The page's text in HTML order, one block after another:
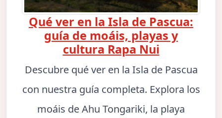
Qué ver en la Isla de Pascua:
guía de moáis, playas y
cultura Rapa Nui
Descubre qué ver en la Isla de Pascua
con nuestra guía completa. Explora los
moáis de Ahu Tongariki, la playa